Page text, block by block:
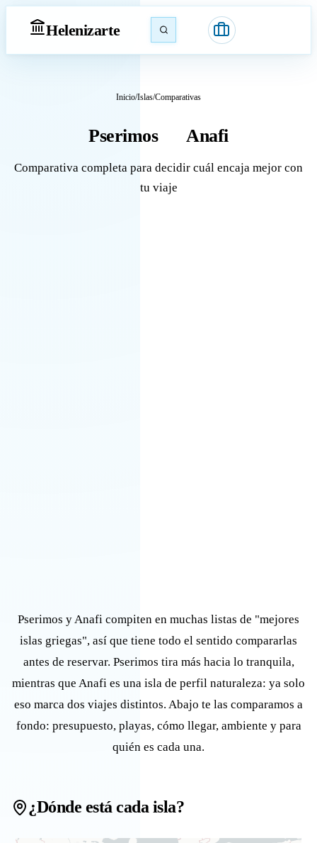
Helenizarte
Inicio/Islas/Comparativas
Pserimos Anafi
Comparativa completa para decidir cuál encaja mejor con
tu viaje
Pserimos y Anafi compiten en muchas listas de "mejores
islas griegas", así que tiene todo el sentido compararlas
antes de reservar. Pserimos tira más hacia lo tranquila,
mientras que Anafi es una isla de perfil naturaleza: ya solo
eso marca dos viajes distintos. Abajo te las comparamos a
fondo: presupuesto, playas, cómo llegar, ambiente y para
quién es cada una.
¿Dónde está cada isla?